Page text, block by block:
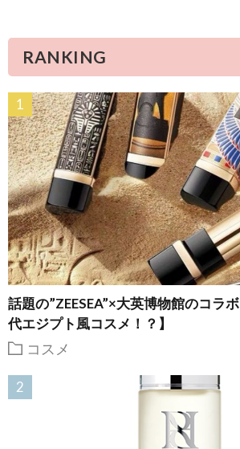
RANKING
話題の”ZEESEA”×大英博物館のコラ
代エジプト風コスメ！？】
コスメ